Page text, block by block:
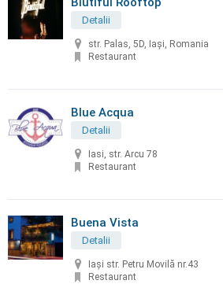
Detalii
str. Palas, 5D, Iași, Romania
Restaurant
Blue Acqua
Detalii
Iasi, str. Arcu 78
Restaurant
Buena Vista
Detalii
Iași str. Petru Movilă nr.43
Restaurant